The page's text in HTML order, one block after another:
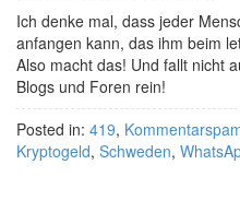
Ich denke mal, dass jeder
anfangen kann, das ihm beim
Also macht das! Und fallt nicht
Blogs und Foren rein!
Posted in: 419,
Kryptogeld, Schweden,